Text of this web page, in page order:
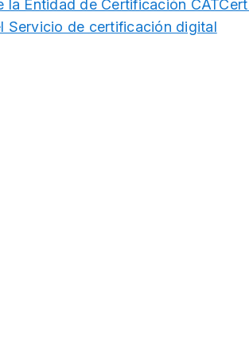
la Entidad de Certificación
Servicio de certificación digital